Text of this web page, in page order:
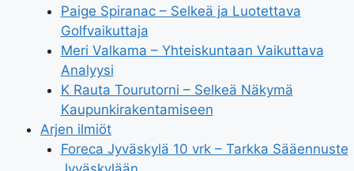
Paige Spiranac – Selkeä ja Luotettava
Golfvaikuttaja
Meri Valkama – Yhteiskuntaan Vaikuttava
Analyysi
K Rauta Tourutorni – Selkeä Näkymä
Kaupunkirakentamiseen
Arjen ilmiöt
Foreca Jyväskylä 10 vrk – Tarkka Sääennuste